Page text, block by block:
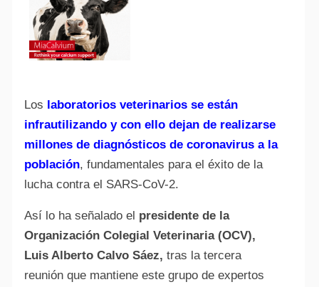
Los laboratorios veterinarios se están
infrautilizando y con ello dejan de realizarse
millones de diagnósticos de coronavirus a la
población, fundamentales para el éxito de la
lucha contra el SARS-CoV-2.
Así lo ha señalado el presidente de la
Organización Colegial Veterinaria (OCV),
Luis Alberto Calvo Sáez, tras la tercera
reunión que mantiene este grupo de expertos